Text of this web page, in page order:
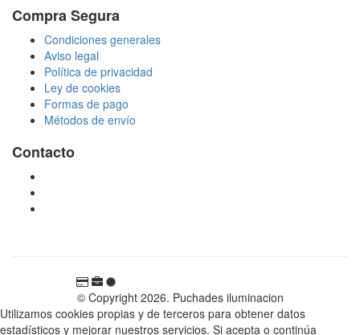
Compra Segura
Condiciones generales
Aviso legal
Política de privacidad
Ley de cookies
Formas de pago
Métodos de envío
Contacto
© Copyright 2026. Puchades iluminacion
Utilizamos cookies propias y de terceros para obtener datos
estadísticos y mejorar nuestros servicios. Si acepta o continúa